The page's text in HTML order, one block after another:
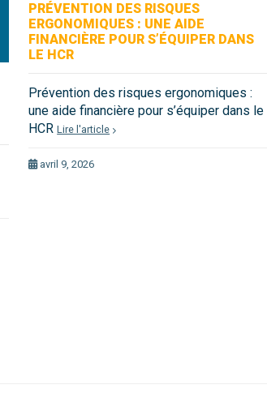
PRÉVENTION DES RISQUES
ERGONOMIQUES : UNE AIDE
FINANCIÈRE POUR S’ÉQUIPER DANS
LE HCR
Prévention des risques ergonomiques :
une aide financière pour s’équiper dans le
HCRLire l'article
avril 9, 2026